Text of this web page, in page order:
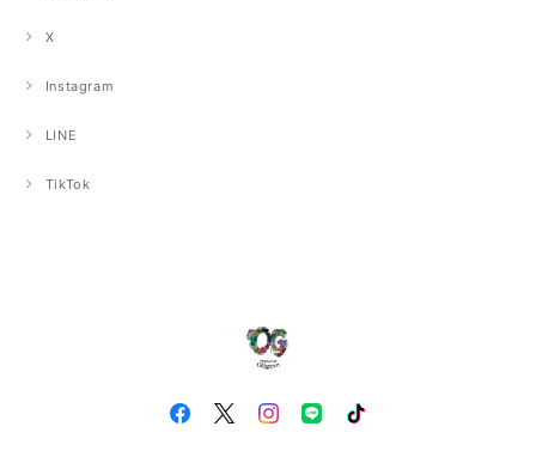
X
Instagram
LINE
TikTok